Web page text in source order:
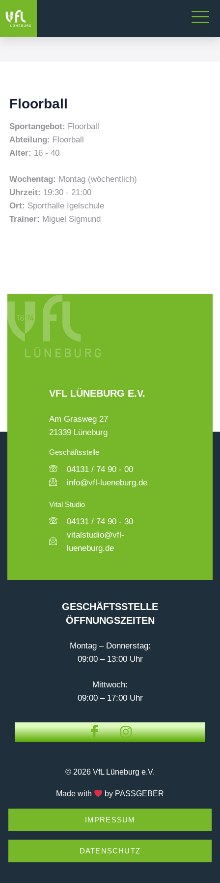
Floorball
Sportangebot: Floorball
Abteilung: Floorball
Alter: 16 - 40
Wochentag: Montag (wöchentlich)
Uhrzeit: 19:30 - 21:00
Ort: Sporthalle Igelschule
Trainer: Miguel Sigmund
VFL LÜNEBURG E.V.
Am Grasweg 27
21339 Lüneburg
Geschäftsstelle
04131 / 74 90 - 00
info@vfl-lueneburg.de
Vital Studio
04131 / 74 90 - 30
vitalstudio@vfl-
lueneburg.de
GESCHÄFTSSTELLE
ÖFFNUNGSZEITEN
Montag – Donnerstag:
09:00 – 13:00 Uhr
Mittwoch:
09:00 – 17:00 Uhr
© 2026 VfL Lüneburg e.V.
Made with by PASSGEBER
IMPRESSUM
DATENSCHUTZ